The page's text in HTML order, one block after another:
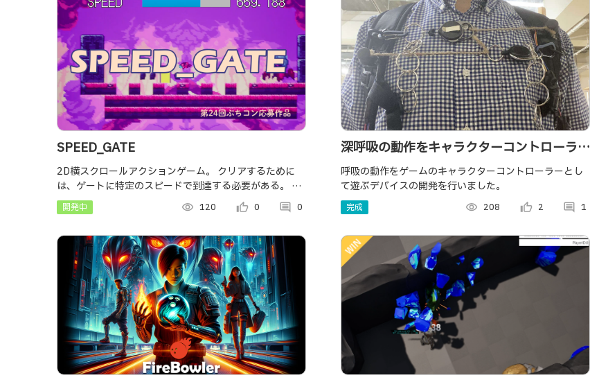
SPEED_GATE
2D横スクロールアクションゲーム。 クリアするために
は、ゲートに特定のスピードで到達する必要がある。 ア
イディア検証中。 UE5ぷちコン24 テーマ「スピード」
開発中 visibility 120 thumb_up_alt 0 comment 0
深呼吸の動作をキャラクターコントローラー
として遊ぶ3Dアクションゲーム
呼吸の動作をゲームのキャラクターコントローラーとし
て遊ぶデバイスの開発を行いました。
完成 visibility 208 thumb_up_alt 2 comment 1